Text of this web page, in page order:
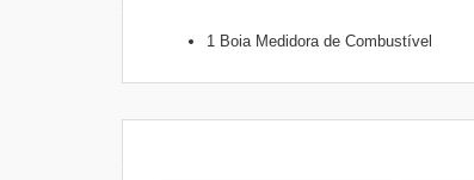
1 Boia Medidora de Combustível